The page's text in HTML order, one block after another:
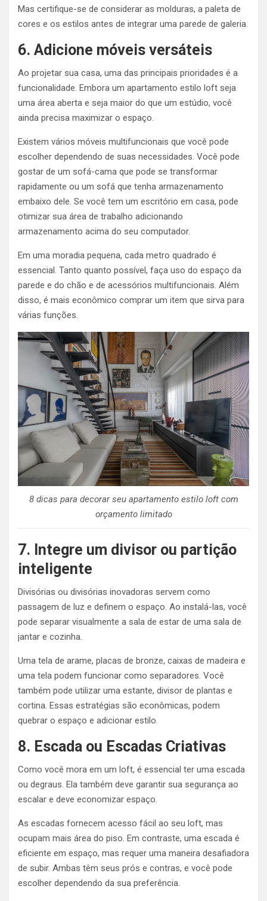
Mas certifique-se de considerar as molduras, a paleta de
cores e os estilos antes de integrar uma parede de galeria.
6. Adicione móveis versáteis
Ao projetar sua casa, uma das principais prioridades é a
funcionalidade. Embora um apartamento estilo loft seja
uma área aberta e seja maior do que um estúdio, você
ainda precisa maximizar o espaço.
Existem vários móveis multifuncionais que você pode
escolher dependendo de suas necessidades. Você pode
gostar de um sofá-cama que pode se transformar
rapidamente ou um sofá que tenha armazenamento
embaixo dele. Se você tem um escritório em casa, pode
otimizar sua área de trabalho adicionando
armazenamento acima do seu computador.
Em uma moradia pequena, cada metro quadrado é
essencial. Tanto quanto possível, faça uso do espaço da
parede e do chão e de acessórios multifuncionais. Além
disso, é mais econômico comprar um item que sirva para
várias funções.
8 dicas para decorar seu apartamento estilo loft com
orçamento limitado
7. Integre um divisor ou partição
inteligente
Divisórias ou divisórias inovadoras servem como
passagem de luz e definem o espaço. Ao instalá-las, você
pode separar visualmente a sala de estar de uma sala de
jantar e cozinha.
Uma tela de arame, placas de bronze, caixas de madeira e
uma tela podem funcionar como separadores. Você
também pode utilizar uma estante, divisor de plantas e
cortina. Essas estratégias são econômicas, podem
quebrar o espaço e adicionar estilo.
8. Escada ou Escadas Criativas
Como você mora em um loft, é essencial ter uma escada
ou degraus. Ela também deve garantir sua segurança ao
escalar e deve economizar espaço.
As escadas fornecem acesso fácil ao seu loft, mas
ocupam mais área do piso. Em contraste, uma escada é
eficiente em espaço, mas requer uma maneira desafiadora
de subir. Ambas têm seus prós e contras, e você pode
escolher dependendo da sua preferência.